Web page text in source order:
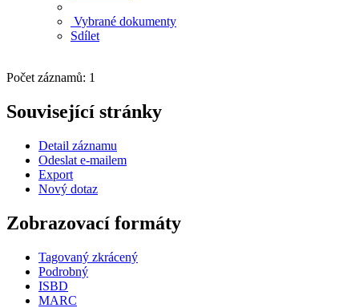
Vybrané dokumenty
Sdílet
Počet záznamů: 1
Související stránky
Detail záznamu
Odeslat e-mailem
Export
Nový dotaz
Zobrazovací formáty
Tagovaný zkrácený
Podrobný
ISBD
MARC